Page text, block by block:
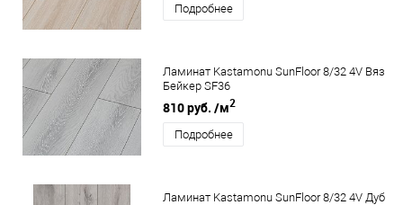
Подробнее
Ламинат Kastamonu SunFloor 8/32 4V Вяз
Бейкер SF36
810 руб. /м2
Подробнее
Ламинат Kastamonu SunFloor 8/32 4V Дуб